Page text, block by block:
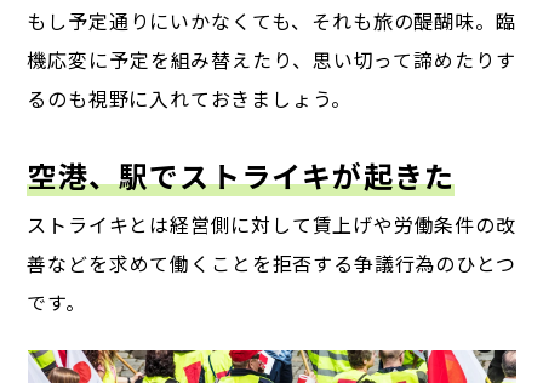
もし予定通りにいかなくても、それも旅の醍醐味。 臨
機応変に予定を組み替えたり、思い切って諦めたりす
るのも視野に入れておきましょう。
空港、駅でストライキが起きた
ストライキとは経営側に対して賃上げや労働条件の改
善などを求めて働くことを拒否する争議行為のひとつ
です。